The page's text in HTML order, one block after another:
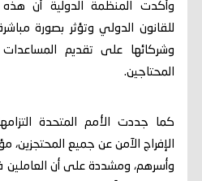
وأكدت المنظمة الدولية أن هذه
للقانون الدولي وتؤثر بصورة
وشركائها على تقديم المساعدات
المحتاجين.
كما جددت الأمم المتحدة
الإفراج الآمن عن جميع
وأسرهم، ومشددة على أن العاملين